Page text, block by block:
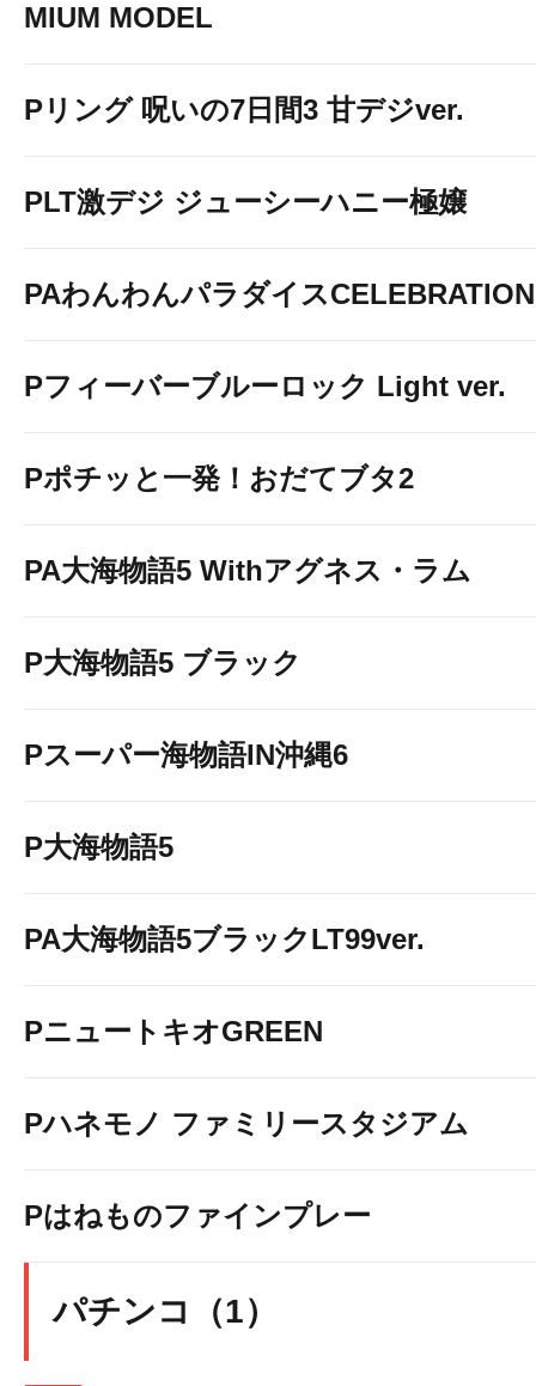
MIUM MODEL
Pリング 呪いの7日間3 甘デジver.
PLT激デジ ジューシーハニー極嬢
PAわんわんパラダイスCELEBRATION
Pフィーバーブルーロック Light ver.
Pポチッと一発！おだてブタ2
PA大海物語5 Withアグネス・ラム
P大海物語5 ブラック
Pスーパー海物語IN沖縄6
P大海物語5
PA大海物語5ブラックLT99ver.
PニュートキオGREEN
Pハネモノ ファミリースタジアム
Pはねものファインプレー
パチンコ（1）